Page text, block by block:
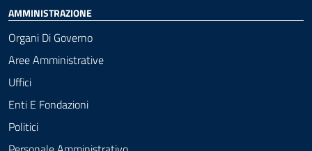
AMMINISTRAZIONE
Organi Di Governo
Aree Amministrative
Uffici
Enti E Fondazioni
Politici